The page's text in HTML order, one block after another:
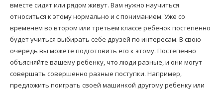
вместе сидят или рядом живут. Вам нужно научиться
относиться к этому нормально и с пониманием. Уже со
временем во втором или третьем классе ребенок постепенно
будет учиться выбирать себе друзей по интересам. В свою
очередь вы можете подготовить его к этому. Постепенно
объясняйте вашему ребенку, что люди разные, и они могут
совершать совершенно разные поступки. Например,
предложить поиграть своей машинкой другому ребенку или